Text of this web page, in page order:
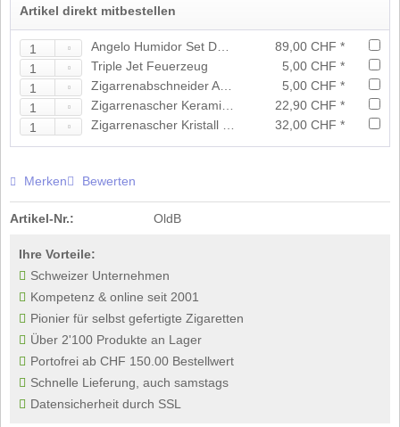
Artikel direkt mitbestellen
89,00 CHF *
Triple Jet Feuerzeug
5,00 CHF *
5,00 CHF *
22,90 CHF *
32,00 CHF *
Merken Bewerten
Artikel-Nr.: OldB
Ihre Vorteile:
Schweizer Unternehmen
Kompetenz & online seit 2001
Pionier für selbst gefertigte Zigaretten
Über 2'100 Produkte an Lager
Portofrei ab CHF 150.00 Bestellwert
Schnelle Lieferung, auch samstags
Datensicherheit durch SSL